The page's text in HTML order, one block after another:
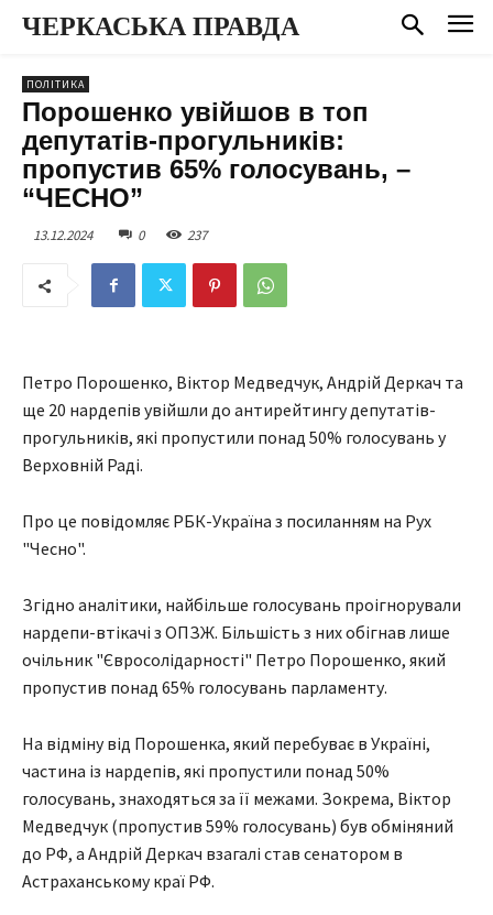
ЧЕРКАСЬКА ПРАВДА
ПОЛІТИКА
Порошенко увійшов в топ
депутатів-прогульників:
пропустив 65% голосувань, –
“ЧЕСНО”
13.12.2024 0 237
Петро Порошенко, Віктор Медведчук, Андрій Деркач та
ще 20 нардепів увійшли до антирейтингу депутатів-
прогульників, які пропустили понад 50% голосувань у
Верховній Раді.
Про це повідомляє РБК-Україна з посиланням на Рух
"Чесно".
Згідно аналітики, найбільше голосувань проігнорували
нардепи-втікачі з ОПЗЖ. Більшість з них обігнав лише
очільник "Євросолідарності" Петро Порошенко, який
пропустив понад 65% голосувань парламенту.
На відміну від Порошенка, який перебуває в Україні,
частина із нардепів, які пропустили понад 50%
голосувань, знаходяться за її межами. Зокрема, Віктор
Медведчук (пропустив 59% голосувань) був обміняний
до РФ, а Андрій Деркач взагалі став сенатором в
Астраханському краї РФ.